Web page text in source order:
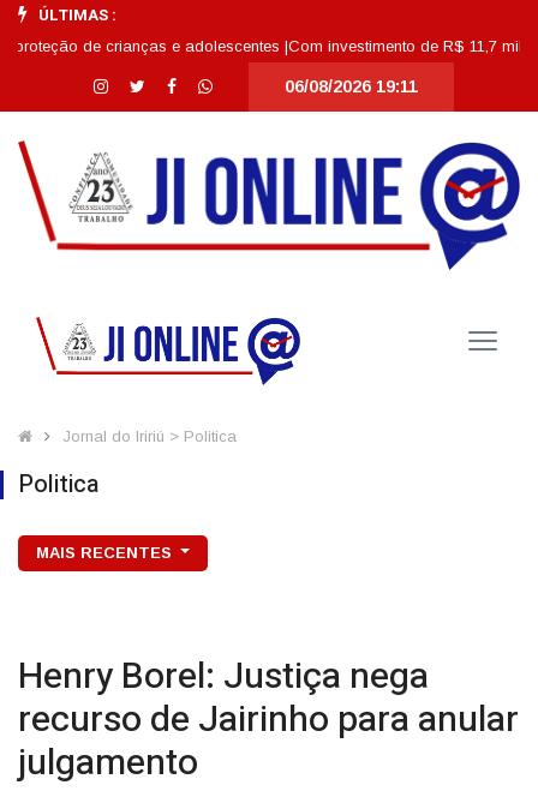
ÚLTIMAS :
crianças e adolescentes |Com investimento de R$ 11,7 milhões, Escola
06/08/2026 19:11
Jornal do Iririú > Politica
Politica
MAIS RECENTES
Henry Borel: Justiça nega
recurso de Jairinho para anular
julgamento